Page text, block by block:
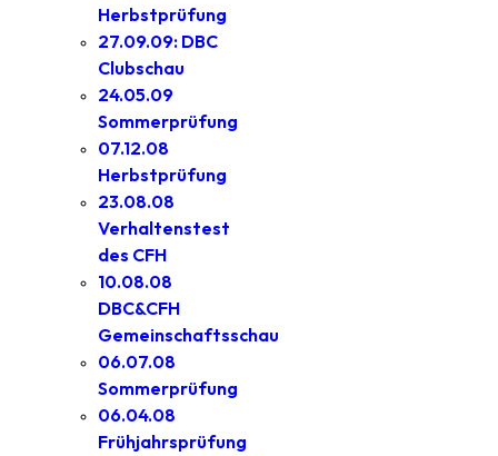
Herbstprüfung
27.09.09: DBC
Clubschau
24.05.09
Sommerprüfung
07.12.08
Herbstprüfung
23.08.08
Verhaltenstest
des CFH
10.08.08
DBC&CFH
Gemeinschaftsschau
06.07.08
Sommerprüfung
06.04.08
Frühjahrsprüfung